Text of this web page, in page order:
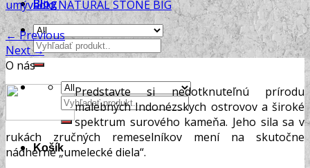
Blog
Hľadať:
Hľadať:
Košík
umývadlo NATURAL STONE BIG
←Previous
Next→
O nás
Predstavte si nedotknuteľnú prírodu
malebných Indonézskych ostrovov a široké
spektrum surového kameňa. Jeho sila sa v
rukách zručných remeselníkov mení na skutočne
nádherné „umelecké diela“.